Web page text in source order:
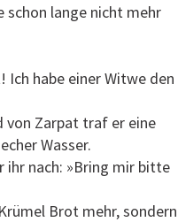
schon lange nicht mehr
Ich habe einer Witwe den
von Zarpat traf er eine
Wasser.
ihr nach: »Bring mir bitte
Brot mehr, sondern